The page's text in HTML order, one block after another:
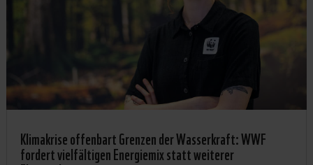
Klimakrise offenbart Grenzen der Wasserkraft: WWF
fordert vielfältigen Energiemix statt weiterer